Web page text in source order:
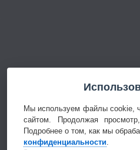
Мы используем файлы cookie,
сайтом. Продолжая
Подробнее о том, как мы
конфиденциальности